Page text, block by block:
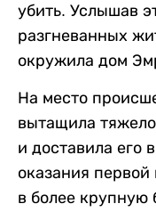
убить. Услышав
разгневанных
окружила дом
На место
вытащила
и доставила его
оказания
в более крупную